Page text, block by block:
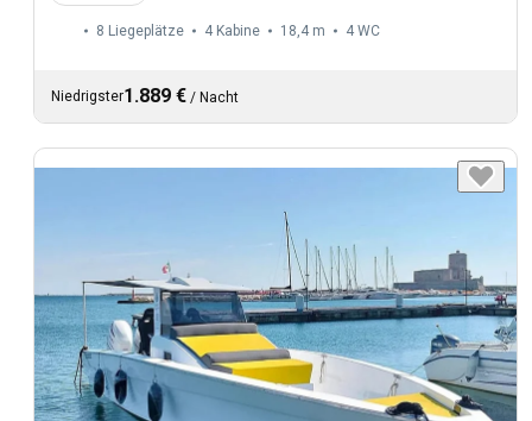
8 Liegeplätze 4 Kabine 18,4 m 4 WC
Niedrigster1.889 € / Nacht